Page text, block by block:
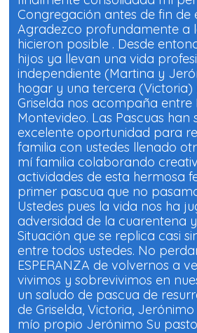
Congregación antes de fin de
Agradezco profundamente a
hicieron posible . Desde
hijos ya llevan una vida
independiente (Martina y
hogar y una tercera (Victoria)
Griselda nos acompaña entre
Montevideo. Las Pascuas han
excelente oportunidad para
familia con ustedes llenado
mí familia colaborando
actividades de esta hermosa
primer pascua que no
Ustedes pues la vida nos ha
adversidad de la cuarentena
Situación que se replica casi
entre todos ustedes. No
ESPERANZA de volvernos a
vivimos y sobrevivimos en
un saludo de pascua de
de Griselda, Victoria,
mío propio Jerónimo Su